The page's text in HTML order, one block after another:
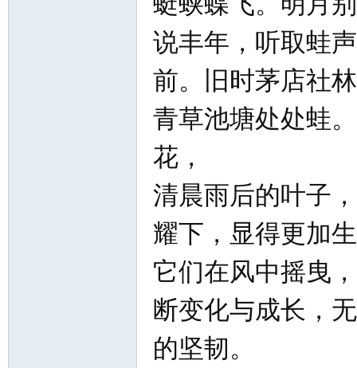
说丰年，听取蛙
前。旧时茅店社
青草池塘处处蛙
花，
清晨雨后的叶子
耀下，显得更加
它们在风中摇曳
断变化与成长，
的坚韧。